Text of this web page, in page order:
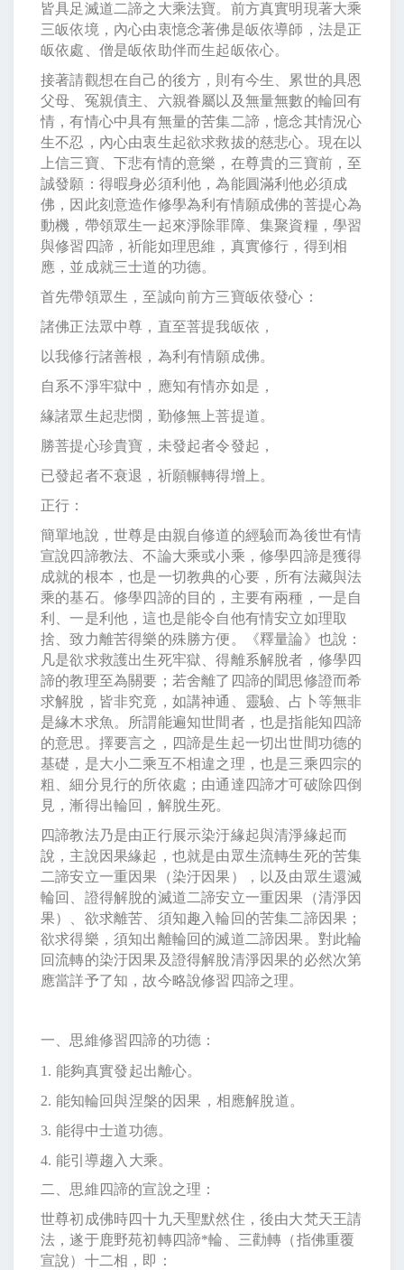
皆具足滅道二諦之大乘法寶。前方真實明現著大乘
三皈依境，內心由衷憶念著佛是皈依導師，法是正
皈依處、僧是皈依助伴而生起皈依心。
接著請觀想在自己的後方，則有今生、累世的具恩
父母、冤親債主、六親眷屬以及無量無數的輪回有
情，有情心中具有無量的苦集二諦，憶念其情況心
生不忍，內心由衷生起欲求救拔的慈悲心。現在以
上信三寶、下悲有情的意樂，在尊貴的三寶前，至
誠發願：得暇身必須利他，為能圓滿利他必須成
佛，因此刻意造作修學為利有情願成佛的菩提心為
動機，帶領眾生一起來淨除罪障、集聚資糧，學習
與修習四諦，祈能如理思維，真實修行，得到相
應，並成就三士道的功德。
首先帶領眾生，至誠向前方三寶皈依發心：
諸佛正法眾中尊，直至菩提我皈依，
以我修行諸善根，為利有情願成佛。
自系不淨牢獄中，應知有情亦如是，
緣諸眾生起悲憫，勤修無上菩提道。
勝菩提心珍貴寶，未發起者令發起，
已發起者不衰退，祈願輾轉得增上。
正行：
簡單地說，世尊是由親自修道的經驗而為後世有情
宣說四諦教法、不論大乘或小乘，修學四諦是獲得
成就的根本，也是一切教典的心要，所有法藏與法
乘的基石。修學四諦的目的，主要有兩種，一是自
利、一是利他，這也是能令自他有情安立如理取
捨、致力離苦得樂的殊勝方便。《釋量論》也說：
凡是欲求救護出生死牢獄、得離系解脫者，修學四
諦的教理至為關要；若舍離了四諦的聞思修證而希
求解脫，皆非究竟，如講神通、靈驗、占卜等無非
是緣木求魚。所謂能遍知世間者，也是指能知四諦
的意思。擇要言之，四諦是生起一切出世間功德的
基礎，是大小二乘互不相違之理，也是三乘四宗的
粗、細分見行的所依處；由通達四諦才可破除四倒
見，漸得出輪回，解脫生死。
四諦教法乃是由正行展示染汙緣起與清淨緣起而
說，主說因果緣起，也就是由眾生流轉生死的苦集
二諦安立一重因果（染汙因果），以及由眾生還滅
輪回、證得解脫的滅道二諦安立一重因果（清淨因
果）、欲求離苦、須知趣入輪回的苦集二諦因果；
欲求得樂，須知出離輪回的滅道二諦因果。對此輪
回流轉的染汙因果及證得解脫清淨因果的必然次第
應當詳予了知，故今略說修習四諦之理。
一、思維修習四諦的功德：
1. 能夠真實發起出離心。
2. 能知輪回與涅槃的因果，相應解脫道。
3. 能得中士道功德。
4. 能引導趨入大乘。
二、思維四諦的宣說之理：
世尊初成佛時四十九天聖默然住，後由大梵天王請
法，遂于鹿野苑初轉四諦*輪、三勸轉（指佛重覆
宣說）十二相，即：